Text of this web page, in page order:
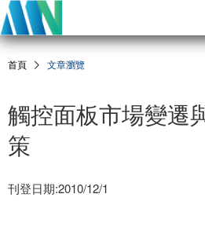
首頁 文章瀏覽
觸控面板市場變遷
策
刊登日期:2010/12/1